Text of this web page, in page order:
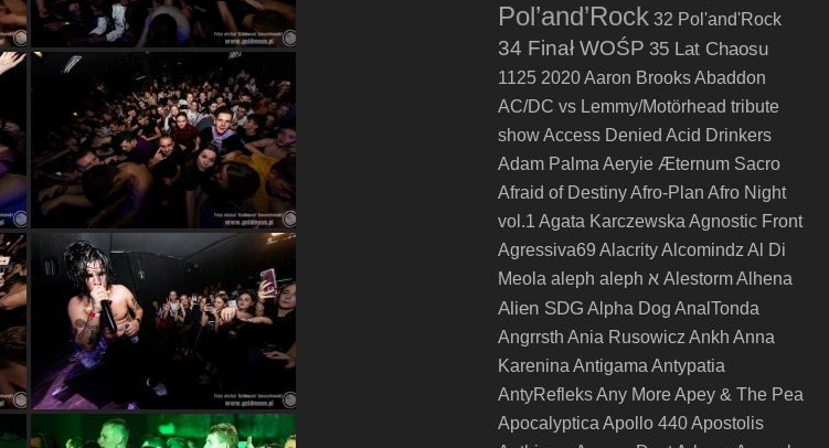
Pol’and’Rock 32 Pol'and'Rock
34 Finał WOŚP 35 Lat Chaosu
1125 2020Aaron BrooksAbaddon
AC/DC vs Lemmy/Motörhead tribute
showAccess Denied Acid Drinkers
Adam Palma Aeryie Æternum Sacro
Afraid of DestinyAfro-Plan Afro Night
vol.1 Agata Karczewska Agnostic Front
Agressiva69 AlacrityAlcomindz Al Di
Meola aleph aleph א AlestormAlhena
Alien SDG Alpha Dog AnalTonda
Angrrsth Ania Rusowicz Ankh Anna
Karenina Antigama Antypatia
AntyRefleksAny MoreApey & The Pea
Apocalyptica Apollo 440Apostolis